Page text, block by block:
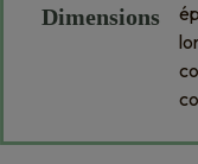
Dimensions